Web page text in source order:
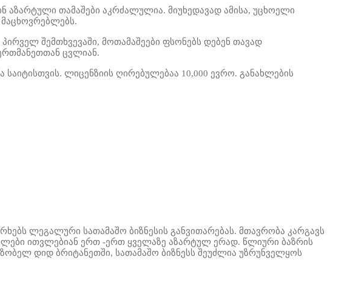
თამაშები აკრძალულია. მიუხედავად ამისა, უცხოელი
შემთხვევაში, მოთამაშეები ფსონებს დებენ თავად
ცვლიან.
ლიცენზიის ღირებულებაა 10,000 ევრო. განახლების
ლეგალური სათამაშო ბიზნესის განვითარებას. მთავრობა კარგავს
ითვლებიან ერთ -ერთ ყველაზე აზარტულ ერად. წლიური ბაზრის
დიდ ბრიტანეთში, სათამაშო ბიზნესს შეუძლია უზრუნველყოს